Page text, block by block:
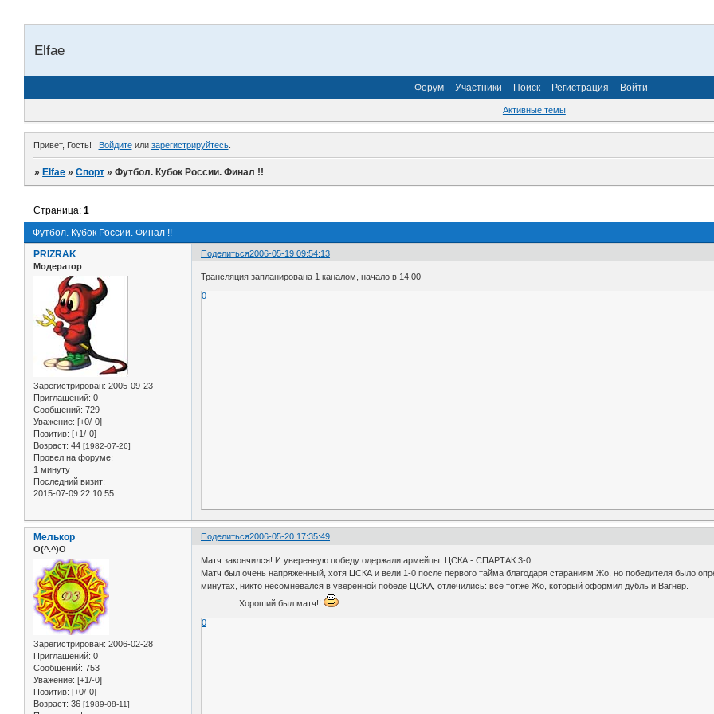
Elfae
Форум Участники Поиск Регистрация Войти
Активные темы
Привет, Гость! Войдитеили зарегистрируйтесь.
»Elfae »Спорт »Футбол. Кубок России. Финал !!
Футбол. Кубок России. Финал !!
Страница:1
Поделиться2006-05-19 09:54:13
PRIZRAK
Модератор
Зарегистрирован: 2005-09-23
Приглашений: 0
Сообщений: 729
Уважение: [+0/-0]
Позитив: [+1/-0]
Возраст: 44 [1982-07-26]
Провел на форуме:
1 минуту
Последний визит:
2015-07-09 22:10:55
Трансляция запланирована 1 каналом, начало в 14.00
0
Поделиться2006-05-20 17:35:49
Мелькор
O(^.^)O
Зарегистрирован: 2006-02-28
Приглашений: 0
Сообщений: 753
Уважение: [+1/-0]
Позитив: [+0/-0]
Возраст: 36 [1989-08-11]
Матч закончился! И уверенную победу одержали армейцы. ЦСКА - СПАРТАК 3-0.
Матч был очень напряженный, хотя ЦСКА и вели 1-0 после первого тайма благодаря стараниям Жо, но победителя было
минутах, никто несомневался в уверенной победе ЦСКА, отлечились: все тотже Жо, который оформил дубль и Вагнер.
Хороший был матч!!
0